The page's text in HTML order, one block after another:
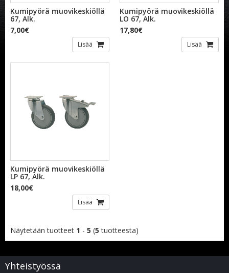
Kumipyörä muovikeskiöllä
67, Alk.
7,00€
Lisää
Kumipyörä muovikeskiöllä
LO 67, Alk.
17,80€
Lisää
Kumipyörä muovikeskiöllä
LP 67, Alk.
18,00€
Lisää
Näytetään tuotteet 1 - 5 (5 tuotteesta)
Yhteistyössä